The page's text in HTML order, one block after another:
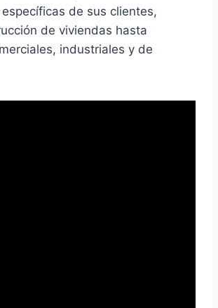
de sus clientes,
de viviendas hasta
industriales y de